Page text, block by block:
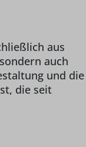
aus
auch
und die
die seit